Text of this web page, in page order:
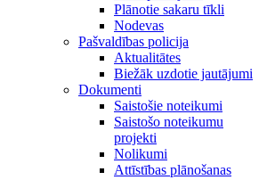
Plānotie sakaru tīkli
Nodevas
Pašvaldības policija
Aktualitātes
Biežāk uzdotie jautājumi
Dokumenti
Saistošie noteikumi
Saistošo noteikumu
projekti
Nolikumi
Attīstības plānošanas